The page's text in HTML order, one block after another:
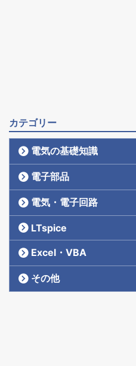
カテゴリー
電気の基礎知識
電子部品
電気・電子回路
LTspice
Excel・VBA
その他